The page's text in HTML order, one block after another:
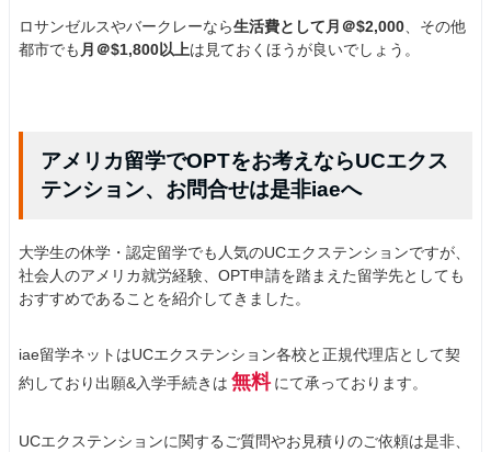
ロサンゼルスやバークレーなら生活費として月＠$2,000、その他
都市でも 月＠$1,800以上は見ておくほうが良いでしょう。
アメリカ留学でOPTをお考えならUCエクス
テンション、お問合せは是非iaeへ
大学生の休学・認定留学でも人気のUCエクステンションですが、
社会人のアメリカ就労経験、OPT申請を踏まえた留学先としても
おすすめであることを紹介してきました。
iae留学ネットはUCエクステンション各校と正規代理店として契
約しており出願&入学手続きは 無料 にて承っております。
UCエクステンションに関するご質問やお見積りのご依頼は是非、